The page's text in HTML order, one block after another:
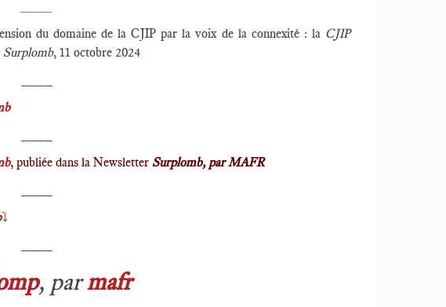
du domaine de la CJIP par la voix de la connexité : la CJIP
Surplomb, 11 octobre 2024
, publiée dans la Newsletter Surplomb, par MAFR
⤵️
, parmafr